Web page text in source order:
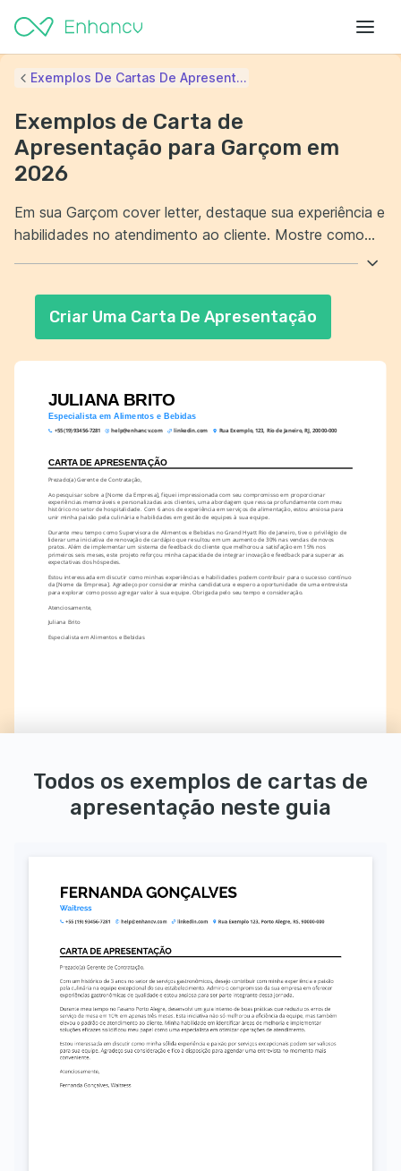
JULIANA BRITO
Especialista em Alimentos e Bebidas
+55 (19) 93456-7281 help@enhancv.com linkedin.com Rua Exemplo, 123, Rio de Janeiro, RJ, 20000-000
CARTA DE APRESENTAÇÃO
Prezado(a) Gerente de Contratação,
Ao pesquisar sobre a [Nome da Empresa], fiquei impressionada com seu compromisso em proporcionar
experiências memoráveis e personalizadas aos clientes, uma abordagem que ressoa profundamente com meu
histórico no setor de hospitalidade. Com 6 anos de experiência em serviços de alimentação, estou ansiosa para
unir minha paixão pela culinária e habilidades em gestão de equipes à sua equipe.
Durante meu tempo como Supervisora de Alimentos e Bebidas no Grand Hyatt Rio de Janeiro, tive o privilégio de
liderar uma iniciativa de renovação de cardápio que resultou em um aumento de 30% nas vendas de novos
pratos. Além de implementar um sistema de feedback do cliente que melhorou a satisfação em 15% nos
primeiros seis meses, este projeto reforçou minha capacidade de integrar inovação e feedback para superar as
expectativas dos hóspedes.
Estou interessada em discutir como minhas experiências e habilidades podem contribuir para o sucesso contínuo
da [Nome da Empresa]. Agradeço por considerar minha candidatura e espero a oportunidade de uma entrevista
para explorar como posso agregar valor à sua equipe. Obrigada pelo seu tempo e consideração.
Atenciosamente,
Juliana Brito
Especialista em Alimentos e Bebidas
Exemplos De Cartas De Apresent...
Exemplos de Carta de
Apresentação para Garçom em
2026
Em sua Garçom cover letter, destaque sua experiência e
habilidades no atendimento ao cliente. Mostre como
Além disso, mencione sua capacidade de trabalhar bem
sob pressão e em equipe. Demonstre entusiasmo e
hospitalidade.
Criar Uma Carta De Apresentação
Todos os exemplos de cartas de
apresentação neste guia